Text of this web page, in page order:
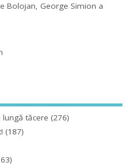
Bolojan, George Simion a
tăcere (276)
(187)